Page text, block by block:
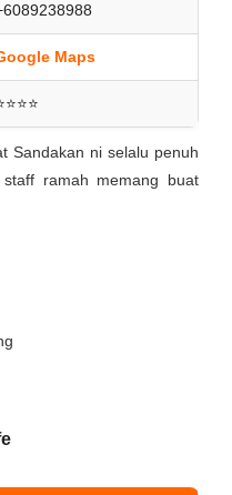
Maps
Sandakan ni selalu penuh
ramah memang buat